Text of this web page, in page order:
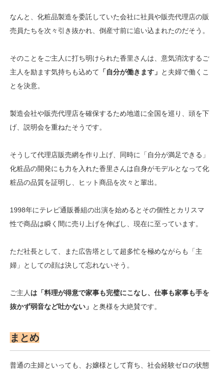
なんと、化粧品製造を委託していた会社に社員や販売代理店の販
売員たちを次々引き抜かれ、倒産寸前に追い込まれたのだそう。
そのことをご主人に打ち明けられた香里さんは、意気消沈するご
主人を励ます気持ちも込めて 「自分が働きます」 と夫婦で働くこ
とを決意。
製造会社や販売代理店を確保するため地道に全国を巡り、頭を下
げ、説明会を重ねたそうです。
そうして代理店販売網を作り上げ、同時に「自分が満足できる」
化粧品の開発にも力を入れた香里さんは自身がモデルとなって化
粧品の品質を証明し、ヒット商品を次々と輩出。
1998年にテレビ通販番組の出演を始めるとその個性とカリスマ
性で商品は瞬く間に売り上げを伸ばし、現在に至っています。
ただ社長として、また広告塔として超多忙を極めながらも「主
婦」としての顔は決して忘れないそう。
ご主人 は「料理が得意で家事も完璧にこなし、仕事も家事も手を
抜かず弱音など吐かない」 と奥様を大絶賛です。
まとめ
普通の主婦といっても、お嬢様として育ち、社会経験ゼロの状態